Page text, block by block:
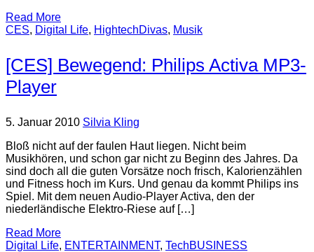
Read More
CES, Digital Life, HightechDivas, Musik
[CES] Bewegend: Philips Activa MP3-
Player
5. Januar 2010 Silvia Kling
Bloß nicht auf der faulen Haut liegen. Nicht beim
Musikhören, und schon gar nicht zu Beginn des Jahres. Da
sind doch all die guten Vorsätze noch frisch, Kalorienzählen
und Fitness hoch im Kurs. Und genau da kommt Philips ins
Spiel. Mit dem neuen Audio-Player Activa, den der
niederländische Elektro-Riese auf […]
Read More
Digital Life, ENTERTAINMENT, TechBUSINESS